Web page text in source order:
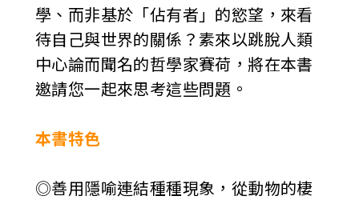
學、而非基於「佔有者」的慾望，來看
待自己與世界的關係？素來以跳脫人類
中心論而聞名的哲學家賽荷，將在本書
邀請您一起來思考這些問題。
本書特色
◎善用隱喻連結種種現象，從動物的棲